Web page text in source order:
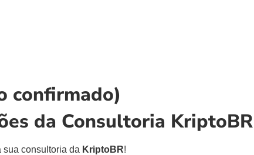
confirmado)
da Consultoria KriptoBR
sua consultoria da KriptoBR!